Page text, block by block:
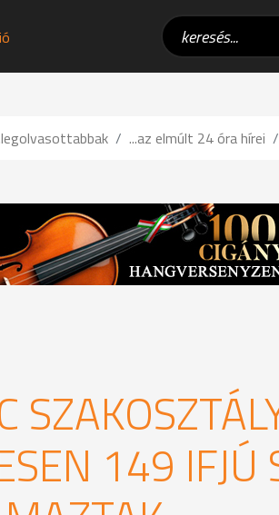
...az elmúlt 24 óra hírei
149 IFJÚ